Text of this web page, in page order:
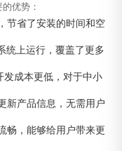
优势：
节省了安装的时间和空
统上运行，覆盖了更多
发成本更低，对于中小
新产品信息，无需用户
畅，能够给用户带来更